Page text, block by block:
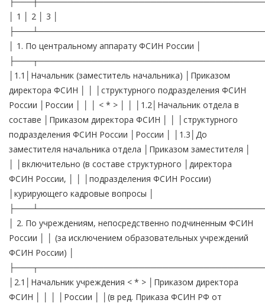
│ 1 │ 2 │ 3 │
│ 1. По центральному аппарату ФСИН России │
│1.1│Начальник (заместитель начальника) │Приказом
директора ФСИН │ │ │структурного подразделения ФСИН
России │России │ │ │ < * > │ │ │1.2│Начальник отдела в
составе │Приказом директора ФСИН │ │ │структурного
подразделения ФСИН России │России │ │1.3│До
заместителя начальника отдела │Приказом заместителя │
│ │включительно (в составе структурного │директора
ФСИН России, │ │ │подразделения ФСИН России)
│курирующего кадровые вопросы │
│ 2. По учреждениям, непосредственно подчиненным ФСИН
России │ │ (за исключением образовательных учреждений
ФСИН России) │
│2.1│Начальник учреждения < * > │Приказом директора
ФСИН │ │ │ │России │ │(в ред. Приказа ФСИН РФ от